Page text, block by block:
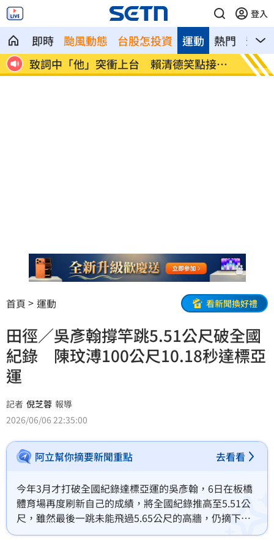
登入
即時 颱風動態 台股怎投資 熱門 影音
運動
招
致詞中「他」突衝上台 賴清德笑點接班
人
星宇
首頁 運動 看新聞換好禮
田徑／吳彥翰撐竿跳5.51公尺破全國
紀錄 陳玟溥100公尺10.18秒達標亞
運
記者 倪芝蓉 報導
2026/06/06 22:35:00
阿立幫你摘要新聞重點 去看看
今年3月才打破全國紀錄達標亞運的吳彥翰，6日在板橋
體育場再度刷新自己的成績，將全國紀錄推高至5.51公
尺，雖然最後一跳未能飛過5.65公尺的高牆，仍摘下本
屆新北國際田徑公開賽的撐竿跳高金牌。